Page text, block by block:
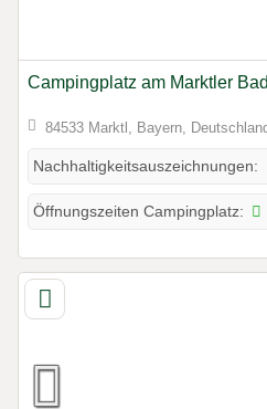
Campingplatz am Marktler
84533 Marktl, Bayern,
Nachhaltigkeitsauszeichnungen:
Öffnungszeiten Campingplatz: